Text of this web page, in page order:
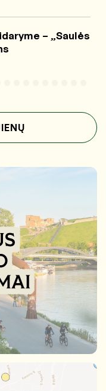
– „Saulės